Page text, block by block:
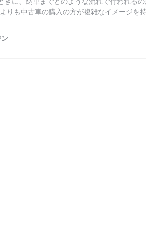
りも中古車の購入の方が複雑なイメージ